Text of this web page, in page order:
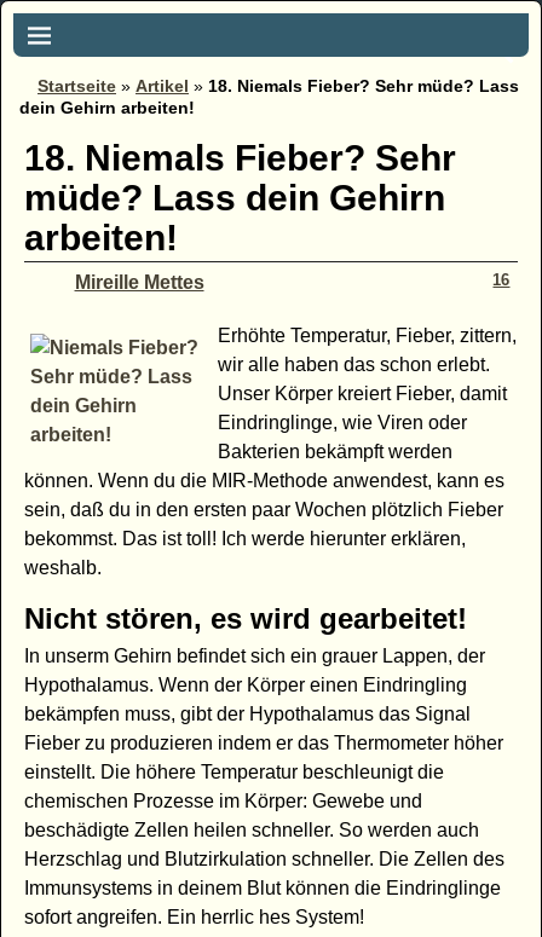
Startseite » Artikel » 18. Niemals Fieber? Sehr müde? Lass
dein Gehirn arbeiten!
18. Niemals Fieber? Sehr
müde? Lass dein Gehirn
arbeiten!
Mireille Mettes 16
Erhöhte Temperatur, Fieber, zittern,
wir alle haben das schon erlebt.
Unser Körper kreiert Fieber, damit
Eindringlinge, wie Viren oder
Bakterien bekämpft werden
können. Wenn du die MIR-Methode anwendest, kann es
sein, daß du in den ersten paar Wochen plötzlich Fieber
bekommst. Das ist toll! Ich werde hierunter erklären,
weshalb.
Nicht stören, es wird gearbeitet!
In unserm Gehirn befindet sich ein grauer Lappen, der
Hypothalamus. Wenn der Körper einen Eindringling
bekämpfen muss, gibt der Hypothalamus das Signal
Fieber zu produzieren indem er das Thermometer höher
einstellt. Die höhere Temperatur beschleunigt die
chemischen Prozesse im Körper: Gewebe und
beschädigte Zellen heilen schneller. So werden auch
Herzschlag und Blutzirkulation schneller. Die Zellen des
Immunsystems in deinem Blut können die Eindringlinge
sofort angreifen. Ein herrlic hes System!